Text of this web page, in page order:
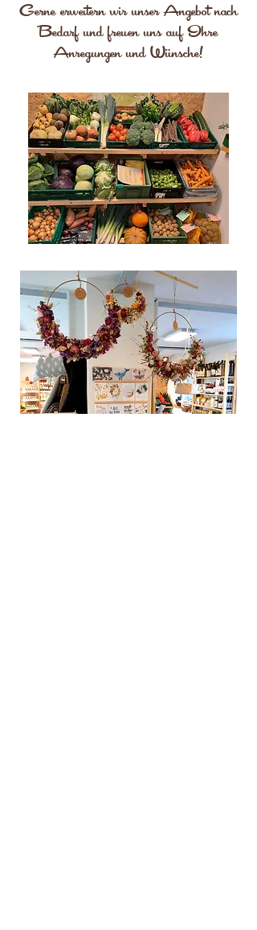
Gerne erweitern wir unser Angebot nach
Bedarf und freuen uns auf Ihre
Anregungen und Wünsche!